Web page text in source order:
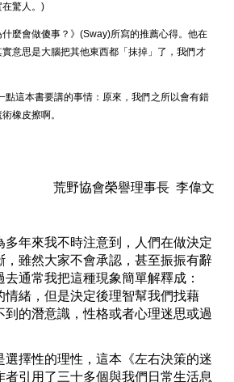
驚人。)
麼會做傻事？》(Sway)所寫的推薦心得。他在
意思是大腦把其他東西都「抹掉」了，我們才
這本書要講的事情：原來，我們之所以會有錯
橡皮擦啊。
荒野協會榮譽理事長 李偉文
年來我不時注意到，人們在做決定
雖然大家不會承認，甚至振振有辭
通常我把這種現象簡單解釋成：
情緒，但是決定後理智幫我們找藉
的潛意識，性格或者心理迷思或過
擇性的理性，這本《左右決策的迷
引用了三十多個與我們日常生活息